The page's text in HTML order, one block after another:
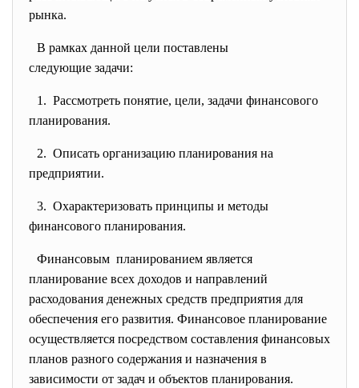
рынка.
В рамках данной цели поставлены
следующие задачи:
1. Рассмотреть понятие, цели, задачи финансового
планирования.
2. Описать организацию планирования на
предприятии.
3. Охарактеризовать принципы и методы
финансового планирования.
Финансовым планированием является
планирование всех доходов и направлений
расходования денежных средств предприятия для
обеспечения его развития. Финансовое планирование
осуществляется посредством составления финансовых
планов разного содержания и назначения в
зависимости от задач и объектов планирования.